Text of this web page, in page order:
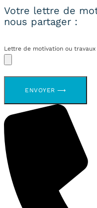
Votre lettre de
nous partager :
Lettre de motivation ou
ENVOYER ⟶